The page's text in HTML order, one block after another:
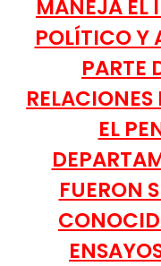
MANEJA EL
POLÍTICO Y
PARTE
EL
FUERON